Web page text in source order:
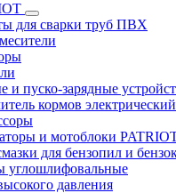
для сварки труб ПВХ
и пуско-зарядные
кормов электрический
и мотоблоки
для бензопил и
давления